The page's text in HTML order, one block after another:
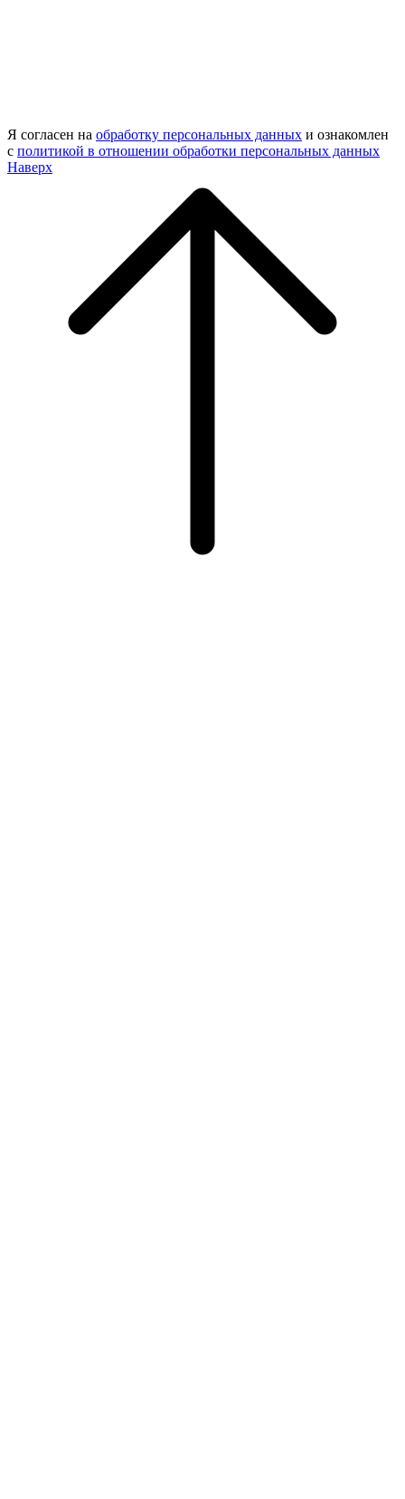
Я согласен на обработку персональных данных и ознакомлен
с политикой в отношении обработки персональных данных
Наверх